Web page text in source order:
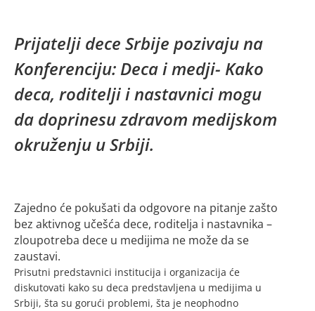
Prijatelji dece Srbije pozivaju na
Konferenciju: Deca i medji- Kako
deca, roditelji i nastavnici mogu
da doprinesu zdravom medijskom
okruženju u Srbiji.
Zajedno će pokušati da odgovore na pitanje zašto
bez aktivnog učešća dece, roditelja i nastavnika –
zloupotreba dece u medijima ne može da se
zaustavi.
Prisutni predstavnici institucija i organizacija će
diskutovati kako su deca predstavljena u medijima u
Srbiji, šta su gorući problemi, šta je neophodno